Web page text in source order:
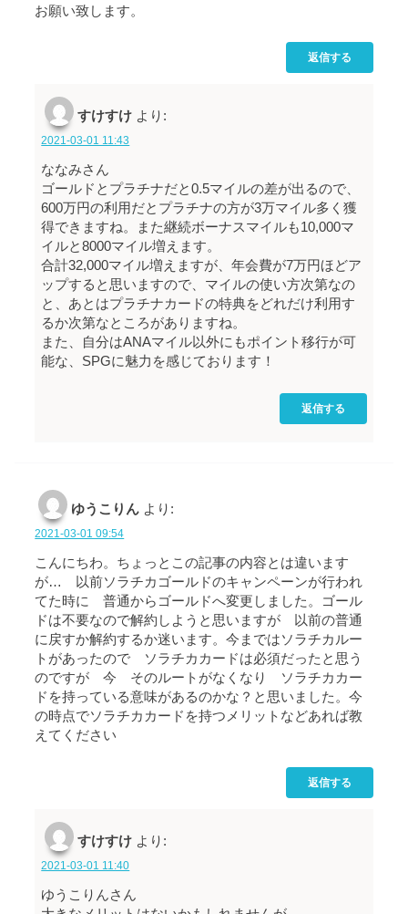
お願い致します。
返信する
すけすけ より:
2021-03-01 11:43
ななみさん
ゴールドとプラチナだと0.5マイルの差が出るので、
600万円の利用だとプラチナの方が3万マイル多く獲
得できますね。また継続ボーナスマイルも10,000マ
イルと8000マイル増えます。
合計32,000マイル増えますが、年会費が7万円ほどア
ップすると思いますので、マイルの使い方次第なの
と、あとはプラチナカードの特典をどれだけ利用す
るか次第なところがありますね。
また、自分はANAマイル以外にもポイント移行が可
能な、SPGに魅力を感じております！
返信する
ゆうこりん より:
2021-03-01 09:54
こんにちわ。ちょっとこの記事の内容とは違います
が… 以前ソラチカゴールドのキャンペーンが行われ
てた時に 普通からゴールドへ変更しました。ゴール
ドは不要なので解約しようと思いますが 以前の普通
に戻すか解約するか迷います。今まではソラチカルー
トがあったので ソラチカカードは必須だったと思う
のですが 今 そのルートがなくなり ソラチカカー
ドを持っている意味があるのかな？と思いました。今
の時点でソラチカカードを持つメリットなどあれば教
えてください
返信する
すけすけ より:
2021-03-01 11:40
ゆうこりんさん